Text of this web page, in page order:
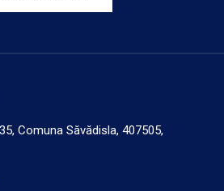
Comuna Săvădisla, 407505,